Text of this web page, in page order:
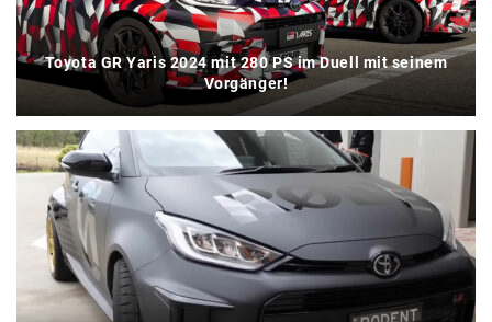
Toyota GR Yaris 2024 mit 280 PS im Duell mit seinem
Vorgänger!